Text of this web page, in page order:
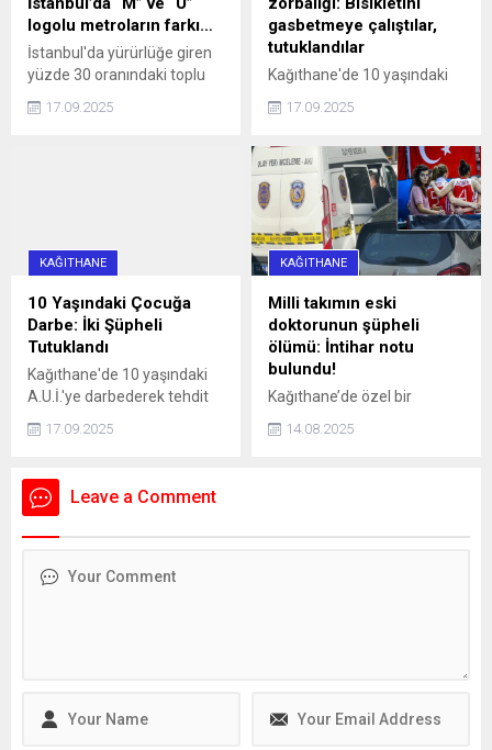
logolu metroların farkı…
İstanbul'da yürürlüğe giren
yüzde 30 oranındaki toplu
ulaşım zammı, 'U' logolu
metrolar ve Marmaray'da
17.09.2025
gasbetmeye çalıştılar,
tutuklandılar
Kağıthane'de 10 yaşındaki
çocuğun bisikletini
gasbetmeye çalışan 16 ve
darbettikleri gerekçesiyle
tutuklandı.
17.09.2025
KAĞITHANE
10 Yaşındaki Çocuğa
Darbe: İki Şüpheli
Tutuklandı
Kağıthane'de 10 yaşındaki
A.U.İ.'ye darbederek tehdit
bir aracın çarpmasına neden
yaşındaki E.S. gözaltına
alındı. Şüpheliler, adliyeye
17.09.2025
KAĞITHANE
Milli takımın eski
doktorunun şüpheli
ölümü: İntihar notu
bulundu!
Kağıthane’de özel bir
olarak görev yapan doktor
intiharımı erteledim" yazılı
14.08.2025
Leave a Comment